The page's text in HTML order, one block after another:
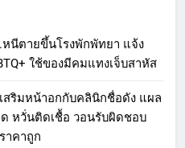
นีตายขึ้นโรงพักพัทยา แจ้ง
ใช้ของมีคมแทงเจ็บสาหัส
สริมหน้าอกกับคลินิกชื่อดัง แผล
หวั่นติดเชื้อ วอนรับผิดชอบ
าคาถูก